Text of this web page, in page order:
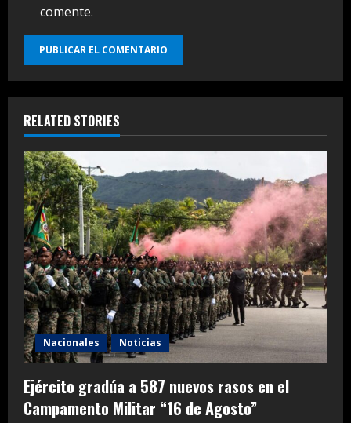
comente.
RELATED STORIES
Nacionales Noticias
Ejército gradúa a 587 nuevos rasos en el
Campamento Militar “16 de Agosto”